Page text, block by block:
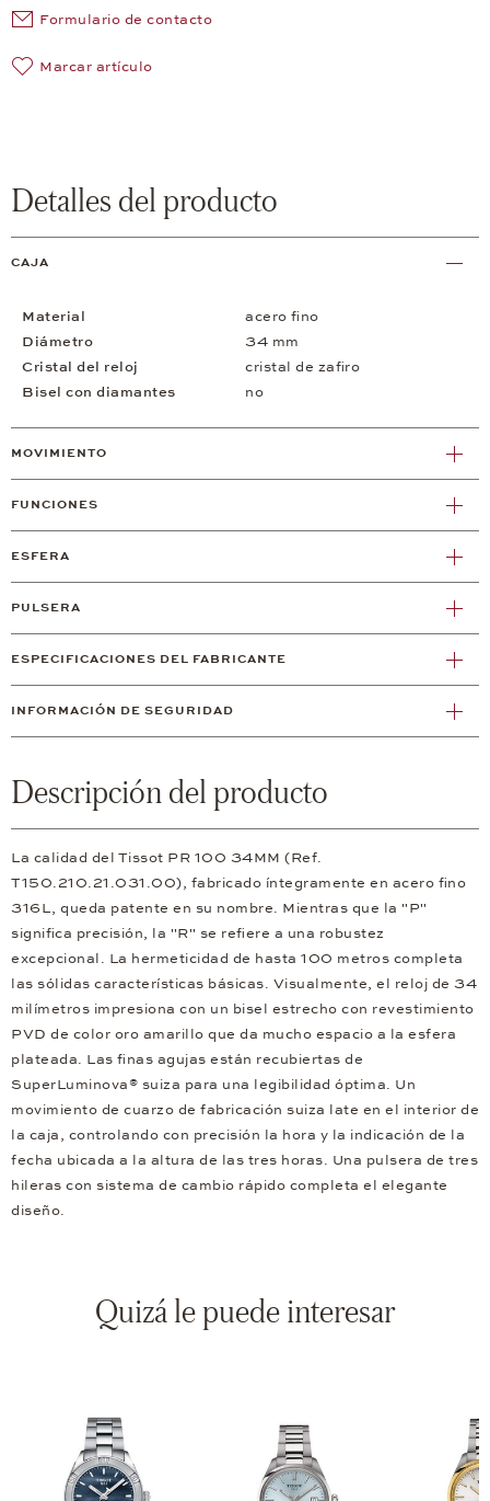
Formulario de contacto
Marcar artículo
Detalles del producto
CAJA
Material
acero fino
Diámetro
34 mm
Cristal del reloj
cristal de zafiro
Bisel con diamantes
no
MOVIMIENTO
FUNCIONES
ESFERA
PULSERA
ESPECIFICACIONES DEL FABRICANTE
INFORMACIÓN DE SEGURIDAD
Descripción del producto
La calidad del Tissot PR 100 34MM (Ref.
T150.210.21.031.00), fabricado íntegramente en acero fino
316L, queda patente en su nombre. Mientras que la "P"
significa precisión, la "R" se refiere a una robustez
excepcional. La hermeticidad de hasta 100 metros completa
las sólidas características básicas. Visualmente, el reloj de 34
milímetros impresiona con un bisel estrecho con revestimiento
PVD de color oro amarillo que da mucho espacio a la esfera
plateada. Las finas agujas están recubiertas de
SuperLuminova® suiza para una legibilidad óptima. Un
movimiento de cuarzo de fabricación suiza late en el interior de
la caja, controlando con precisión la hora y la indicación de la
fecha ubicada a la altura de las tres horas. Una pulsera de tres
hileras con sistema de cambio rápido completa el elegante
diseño.
Quizá le puede interesar